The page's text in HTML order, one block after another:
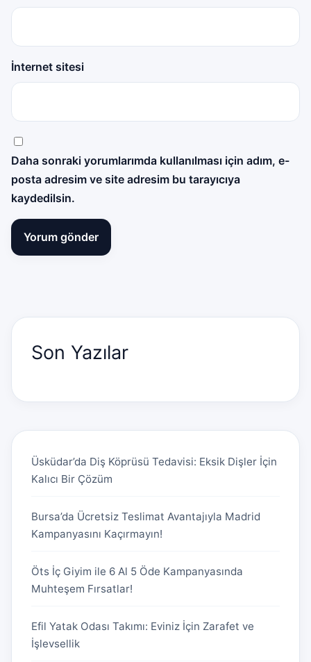
İnternet sitesi
Daha sonraki yorumlarımda kullanılması için adım, e-
posta adresim ve site adresim bu tarayıcıya
kaydedilsin.
Son Yazılar
Üsküdar’da Diş Köprüsü Tedavisi: Eksik Dişler İçin
Kalıcı Bir Çözüm
Bursa’da Ücretsiz Teslimat Avantajıyla Madrid
Kampanyasını Kaçırmayın!
Öts İç Giyim ile 6 Al 5 Öde Kampanyasında
Muhteşem Fırsatlar!
Efil Yatak Odası Takımı: Eviniz İçin Zarafet ve
İşlevsellik